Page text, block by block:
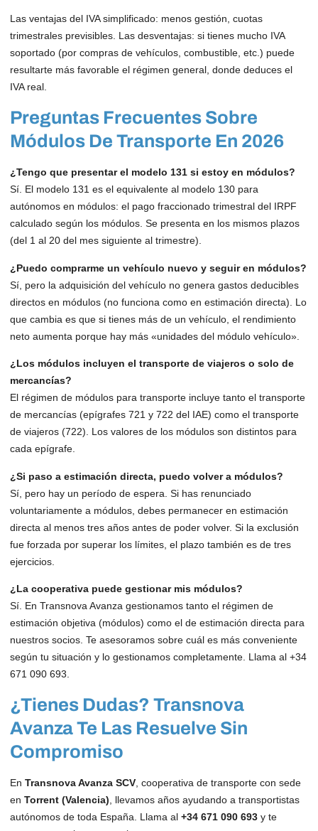
Las ventajas del IVA simplificado: menos gestión, cuotas
trimestrales previsibles. Las desventajas: si tienes mucho IVA
soportado (por compras de vehículos, combustible, etc.) puede
resultarte más favorable el régimen general, donde deduces el
IVA real.
Preguntas Frecuentes Sobre
Módulos De Transporte En 2026
¿Tengo que presentar el modelo 131 si estoy en módulos?
Sí. El modelo 131 es el equivalente al modelo 130 para
autónomos en módulos: el pago fraccionado trimestral del IRPF
calculado según los módulos. Se presenta en los mismos plazos
(del 1 al 20 del mes siguiente al trimestre).
¿Puedo comprarme un vehículo nuevo y seguir en módulos?
Sí, pero la adquisición del vehículo no genera gastos deducibles
directos en módulos (no funciona como en estimación directa). Lo
que cambia es que si tienes más de un vehículo, el rendimiento
neto aumenta porque hay más «unidades del módulo vehículo».
¿Los módulos incluyen el transporte de viajeros o solo de
mercancías?
El régimen de módulos para transporte incluye tanto el transporte
de mercancías (epígrafes 721 y 722 del IAE) como el transporte
de viajeros (722). Los valores de los módulos son distintos para
cada epígrafe.
¿Si paso a estimación directa, puedo volver a módulos?
Sí, pero hay un período de espera. Si has renunciado
voluntariamente a módulos, debes permanecer en estimación
directa al menos tres años antes de poder volver. Si la exclusión
fue forzada por superar los límites, el plazo también es de tres
ejercicios.
¿La cooperativa puede gestionar mis módulos?
Sí. En Transnova Avanza gestionamos tanto el régimen de
estimación objetiva (módulos) como el de estimación directa para
nuestros socios. Te asesoramos sobre cuál es más conveniente
según tu situación y lo gestionamos completamente. Llama al +34
671 090 693.
¿Tienes Dudas? Transnova
Avanza Te Las Resuelve Sin
Compromiso
EnTransnova Avanza SCV , cooperativa de transporte con sede
enTorrent (Valencia) , llevamos años ayudando a transportistas
autónomos de toda España. Llama al+34 671 090 693 y te